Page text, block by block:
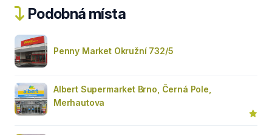
Podobná místa
Penny Market Okružní 732/5
Albert Supermarket Brno, Černá Pole,
Merhautova